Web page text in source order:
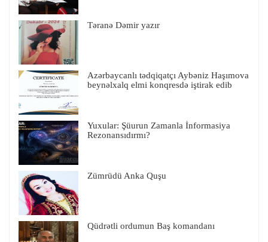
Təranə Dəmir yazır
Azərbaycanlı tədqiqatçı Aybəniz Haşımova
beynəlxalq elmi konqresdə iştirak edib
Yuxular: Şüurun Zamanla İnformasiya
Rezonansıdırmı?
Zümrüdü Anka Quşu
Qüdrətli ordumun Baş komandanı